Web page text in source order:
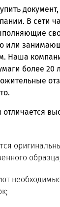
В сети
или
Наша
более 20